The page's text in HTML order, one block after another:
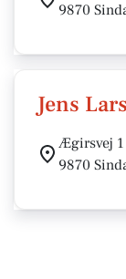
9870
Jens
Ægirsvej 1
9870